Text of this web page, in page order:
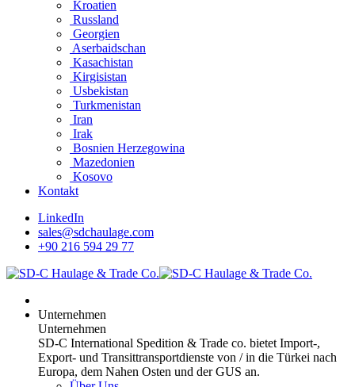
Kroatien
Russland
Georgien
Aserbaidschan
Kasachistan
Kirgisistan
Usbekistan
Turkmenistan
Iran
Irak
Bosnien Herzegowina
Mazedonien
Kosovo
Kontakt
LinkedIn
sales@sdchaulage.com
+90 216 594 29 77
Unternehmen
Unternehmen
SD-C International Spedition & Trade co. bietet Import-,
Export- und Transittransportdienste von / in die Türkei nach
Europa, dem Nahen Osten und der GUS an.